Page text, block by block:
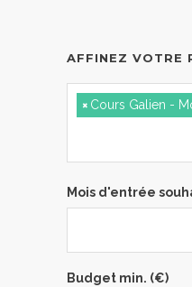
AFFINEZ VOTRE
× Cours Galien -
Mois d'entrée
Budget min. (€)